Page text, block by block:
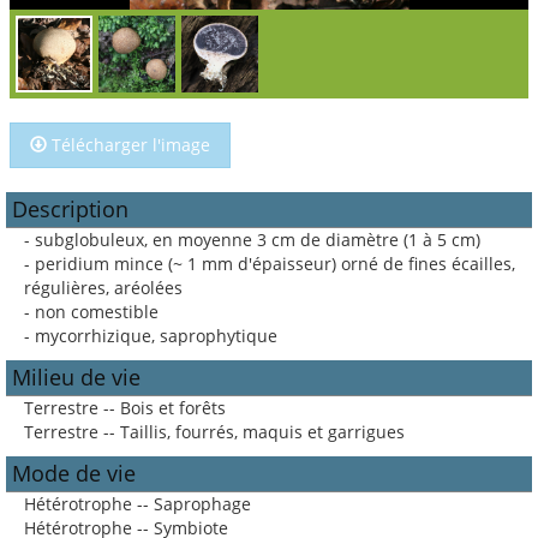
Télécharger l'image
Description
- subglobuleux, en moyenne 3 cm de diamètre (1 à 5 cm)
- peridium mince (~ 1 mm d'épaisseur) orné de fines écailles,
régulières, aréolées
- non comestible
- mycorrhizique, saprophytique
Milieu de vie
Terrestre -- Bois et forêts
Terrestre -- Taillis, fourrés, maquis et garrigues
Mode de vie
Hétérotrophe -- Saprophage
Hétérotrophe -- Symbiote